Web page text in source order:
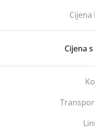
Cijena
Cijena